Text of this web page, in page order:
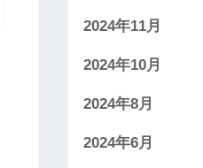
2024年11月
2024年10月
2024年8月
2024年6月